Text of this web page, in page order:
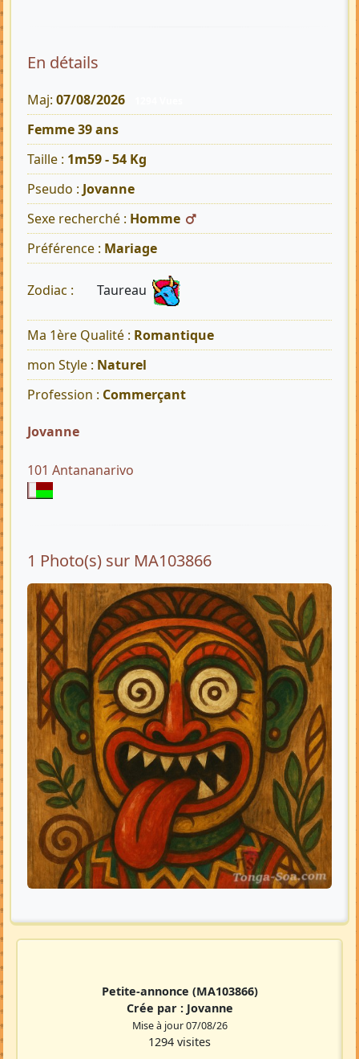
En détails
Maj: 07/08/2026
Femme 39 ans
Taille : 1m59 - 54 Kg
Pseudo : Jovanne
Sexe recherché : Homme
Préférence : Mariage
Zodiac : Taureau
Ma 1ère Qualité : Romantique
mon Style : Naturel
Profession : Commerçant
Jovanne
101 Antananarivo
1 Photo(s) sur MA103866
Petite-annonce (MA103866)
Crée par : Jovanne
Mise à jour 07/08/26
1294 visites